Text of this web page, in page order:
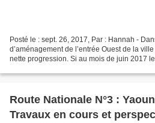
Posté le : sept. 26, 2017, Par : Hannah -
d’aménagement de l’entrée Ouest de la
nette progression. Si au mois de juin 2017
Route Nationale N°3 :
Travaux en cours et